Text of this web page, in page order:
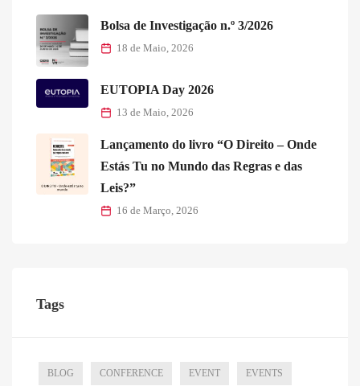
Bolsa de Investigação n.º 3/2026
18 de Maio, 2026
EUTOPIA Day 2026
13 de Maio, 2026
Lançamento do livro “O Direito – Onde
Estás Tu no Mundo das Regras e das
Leis?”
16 de Março, 2026
Tags
BLOG CONFERENCE EVENT EVENTS